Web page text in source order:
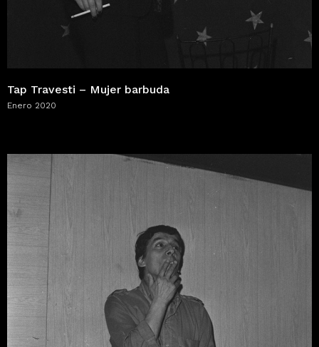
Tap Travesti – Mujer barbuda
Enero 2020